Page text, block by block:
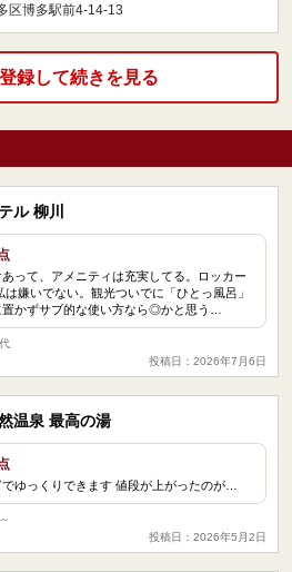
区博多駅前4-14-13
録して続きを見る
ル 柳川
って、アメニティは充実してる。ロッカー
嫌いでない。観光ついでに「ひとっ風呂」
かずサブ的な使い方なら◎かと思う…
投稿日：2026年7月6日
温泉 最高の湯
ゆっくりできます 値段が上がったのが…
投稿日：2026年5月2日